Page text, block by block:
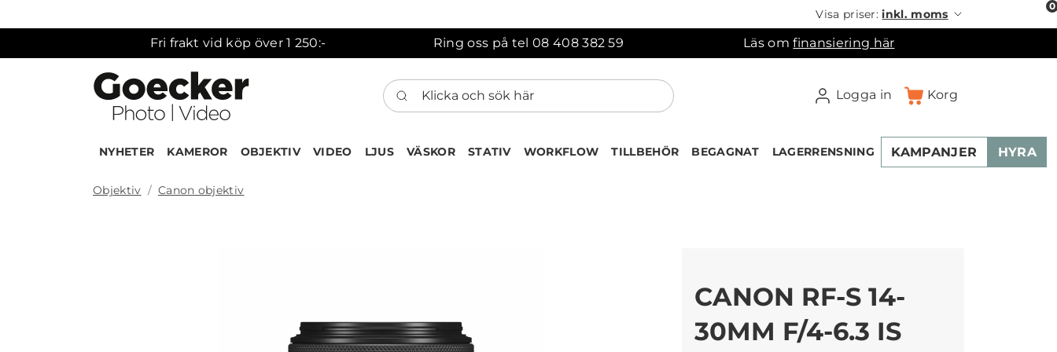
Visa priser:inkl. moms
Fri frakt vid köp över 1 250:- Ring oss på tel 08 408 382 59 Läs omfinansiering här
Klicka och sök här
Logga in Korg
0
NYHETER KAMEROR OBJEKTIV VIDEO LJUS VÄSKOR STATIV WORKFLOW TILLBEHÖR BEGAGNAT LAGERRENSNING KAMPANJER HYRA
Objektiv Canon objektiv
CANON RF-S 14-
30MM F/4-6.3 IS